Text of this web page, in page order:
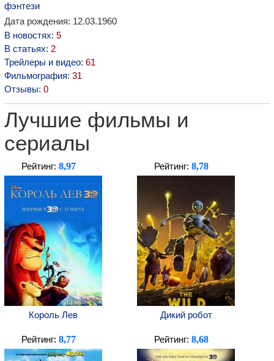
фэнтези
Дата рождения: 12.03.1960
В новостях: 5
В статьях: 2
Трейлеры и видео: 61
Фильмография: 31
Отзывы: 0
Лучшие фильмы и
сериалы
Рейтинг: 8,97
Король Лев
Рейтинг: 8,78
Дикий робот
Рейтинг: 8,77 Рейтинг: 8,68